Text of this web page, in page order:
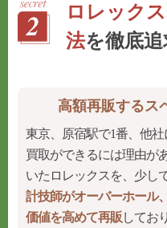
ロレック
法を徹底追
高額再販するス
東京、原宿駅で1番、他
買取ができるには理由が
いたロレックスを、少し
計技師がオーバーホール
価値を高めて再販してお